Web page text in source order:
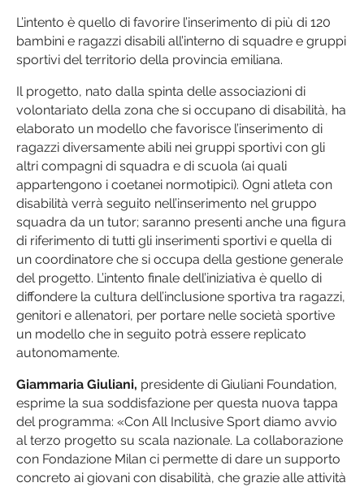
L’intento è quello di favorire l’inserimento di più di 120
bambini e ragazzi disabili all’interno di squadre e gruppi
sportivi del territorio della provincia emiliana.
Il progetto, nato dalla spinta delle associazioni di
volontariato della zona che si occupano di disabilità, ha
elaborato un modello che favorisce l’inserimento di
ragazzi diversamente abili nei gruppi sportivi con gli
altri compagni di squadra e di scuola (ai quali
appartengono i coetanei normotipici). Ogni atleta con
disabilità verrà seguito nell’inserimento nel gruppo
squadra da un tutor; saranno presenti anche una figura
di riferimento di tutti gli inserimenti sportivi e quella di
un coordinatore che si occupa della gestione generale
del progetto. L’intento finale dell’iniziativa è quello di
diffondere la cultura dell’inclusione sportiva tra ragazzi,
genitori e allenatori, per portare nelle società sportive
un modello che in seguito potrà essere replicato
autonomamente.
Giammaria Giuliani, presidente di Giuliani Foundation,
esprime la sua soddisfazione per questa nuova tappa
del programma: «Con All Inclusive Sport diamo avvio
al terzo progetto su scala nazionale. La collaborazione
con Fondazione Milan ci permette di dare un supporto
concreto ai giovani con disabilità, che grazie alle attività